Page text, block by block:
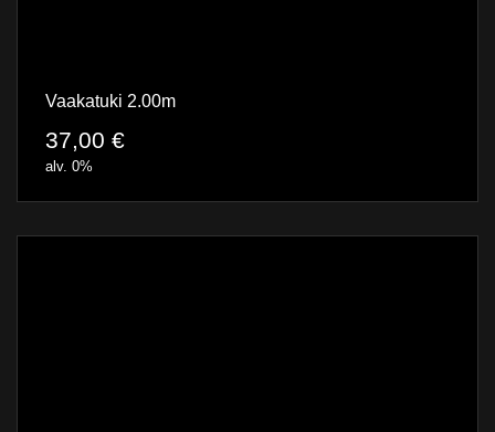
Vaakatuki 2.00m
37,00 €
alv. 0%